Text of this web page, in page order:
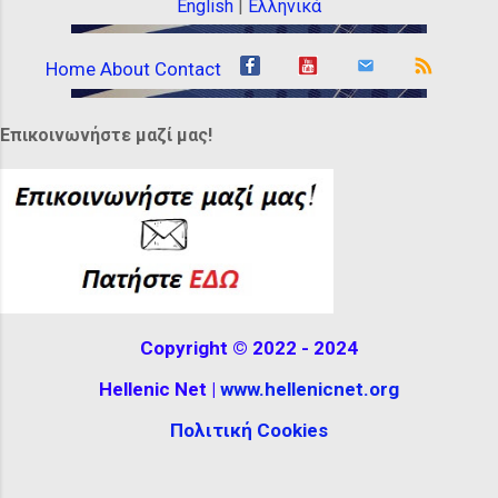
Others wore appropriate headgear. They
wore unusual hats. Some were wide,
while others were tall, almost completely
feathers or ribbons. It can be seen at the
Australia. The reconstructio...
English | Ελληνικά
Home About Contact
Επικοινωνήστε μαζί μας!
Copyright © 2022 - 2024
Hellenic Net | www.hellenicnet.org
Πολιτική Cookies